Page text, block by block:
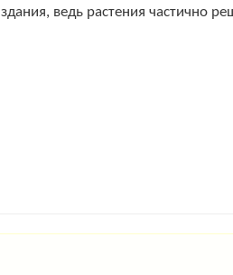
ведь растения частично